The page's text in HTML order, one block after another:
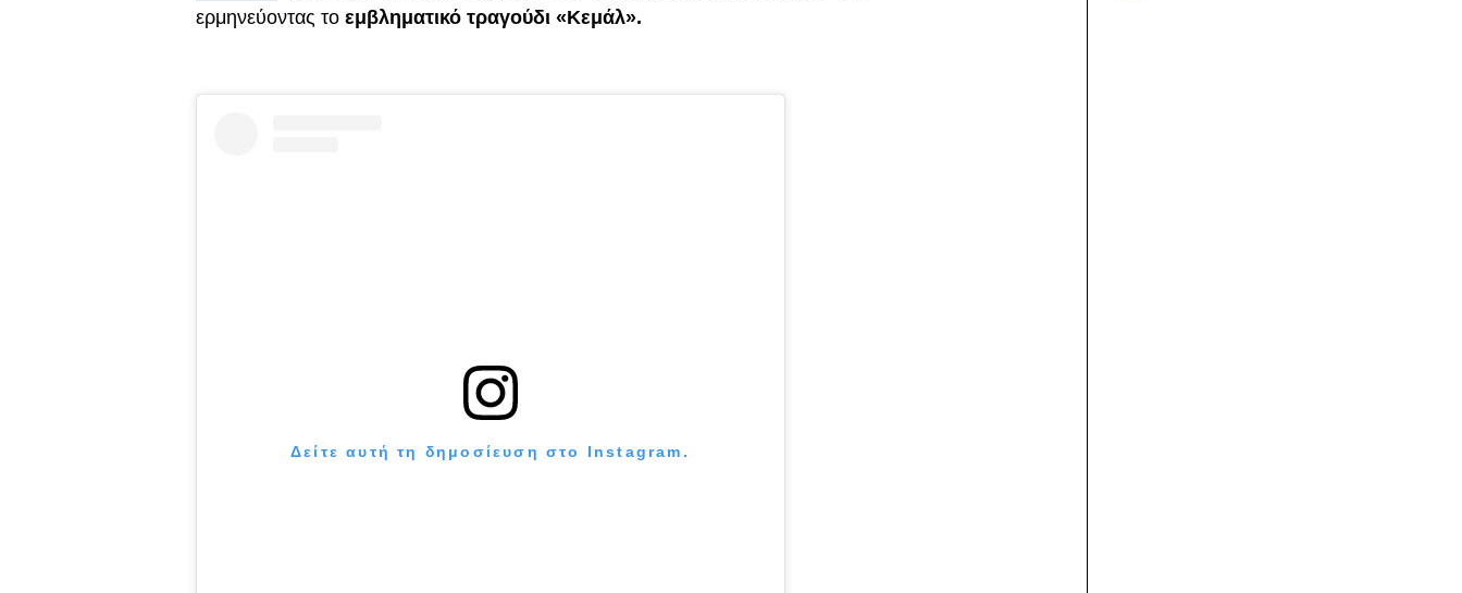
ερμηνεύοντας το εμβληματικό τραγούδι «Κεμάλ».
Δείτε αυτή τη δημοσίευση στο Instagram.